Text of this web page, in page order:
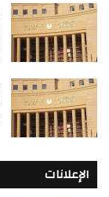
الإعلانات